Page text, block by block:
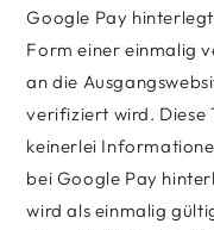
Google Pay
Form einer einmalig
an die
verifiziert wird. Diese
keinerlei
bei Google Pay
wird als einmalig